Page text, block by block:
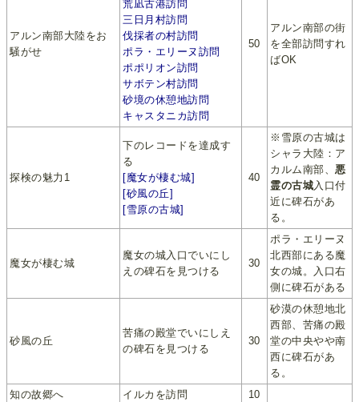
アルン南部大陸をお
騒がせ
荒凪古港訪問
三日月村訪問
伐採者の村訪問
ポラ・エリーヌ訪問
ポポリオン訪問
サボテン村訪問
砂境の休憩地訪問
キャスタニカ訪問
50
アルン南部の街
を全部訪問すれ
ばOK
探検の魅力1
下のレコードを達成す
る
[魔女が棲む城]
[砂風の丘]
[雪原の古城]
40
※雪原の古城は
シャラ大陸：ア
カルム南部、悪
霊の古城入口付
近に碑石があ
る。
魔女が棲む城
魔女の城入口でいにし
えの碑石を見つける
30
ポラ・エリーヌ
北西部にある魔
女の城。入口右
側に碑石がある
砂風の丘
苦痛の殿堂でいにしえ
の碑石を見つける
30
砂漠の休憩地北
西部、苦痛の殿
堂の中央やや南
西に碑石があ
る。
知の故郷へ
イルカを訪問 10